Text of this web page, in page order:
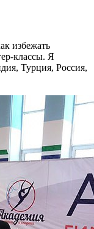
избежать
классы. Я
Турция, Россия,